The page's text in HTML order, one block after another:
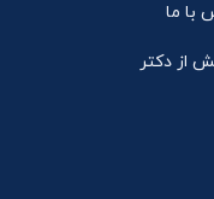
با ما
از دکتر